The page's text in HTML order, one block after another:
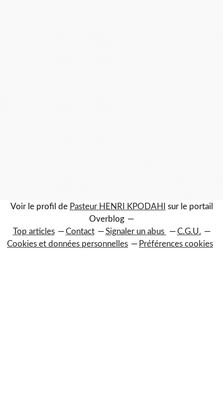
Voir le profil de Pasteur HENRI KPODAHI
sur le portail
Overblog
Top articles
Contact Signaler un abus
C.G.U.
Cookies et données personnelles
Préférences cookies